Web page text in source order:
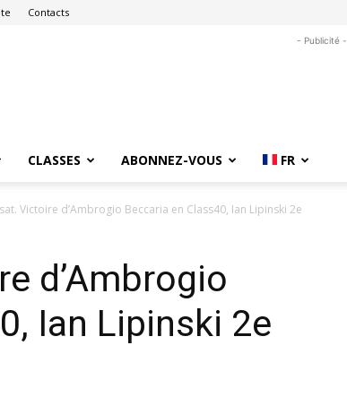
Contacts
- Publicité -
CLASSES ABONNEZ-VOUS FR
Victoire d’Ambrogio Beccaria en Class40, Ian Lipinski 2e
d’Ambrogio
Ian Lipinski 2e